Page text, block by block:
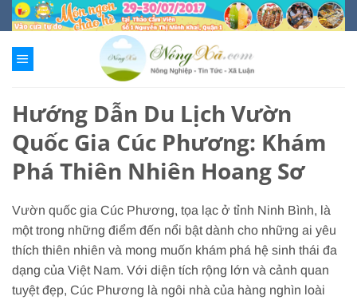
Chuyển
đến
nội
dung
Hướng Dẫn Du Lịch Vườn
Quốc Gia Cúc Phương: Khám
Phá Thiên Nhiên Hoang Sơ
Vườn quốc gia Cúc Phương, tọa lạc ở tỉnh Ninh Bình, là
một trong những điểm đến nổi bật dành cho những ai yêu
thích thiên nhiên và mong muốn khám phá hệ sinh thái đa
dạng của Việt Nam. Với diện tích rộng lớn và cảnh quan
tuyệt đẹp, Cúc Phương là ngôi nhà của hàng nghìn loài